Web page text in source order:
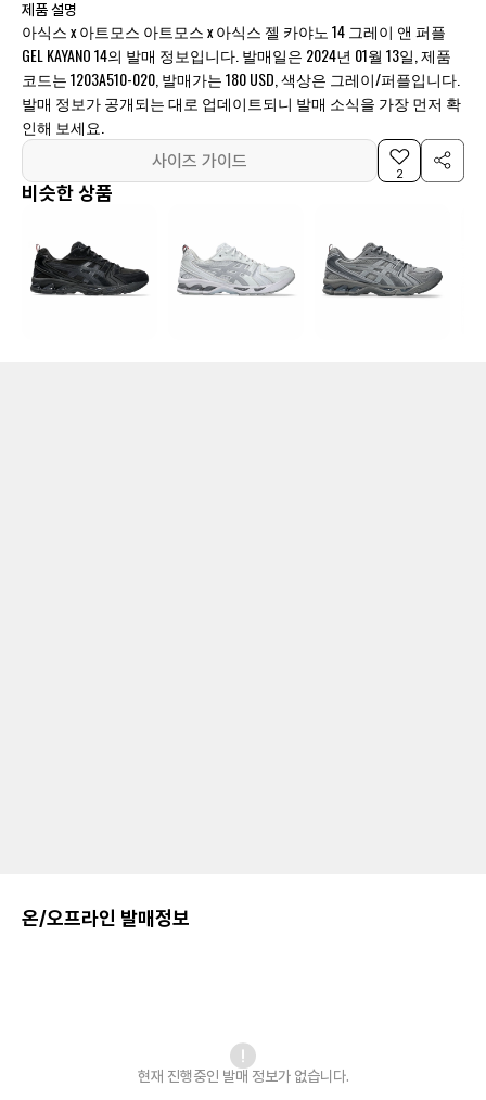
제품 설명
아식스 x 아트모스 아트모스 x 아식스 젤 카야노 14 그레이 앤 퍼플
GEL KAYANO 14의 발매 정보입니다. 발매일은 2024년 01월 13일, 제품
코드는 1203A510-020, 발매가는 180 USD, 색상은 그레이/퍼플입니다.
발매 정보가 공개되는 대로 업데이트되니 발매 소식을 가장 먼저 확
인해 보세요.
사이즈 가이드
2
비슷한 상품
온/오프라인 발매정보
현재 진행중인 발매 정보가 없습니다.